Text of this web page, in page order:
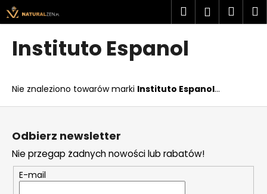
Przejść
do
treści
SzukajZaloguj
Instituto Espanol
Nie znaleziono towarów marki Instituto Espanol...
K
o
powrotem
powrotem
z
e
g
o
s
z
u
S
Odbierz newsletter
Nie przegap żadnych nowości lub rabatów!
E-mail